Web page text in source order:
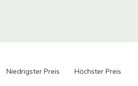
Niedrigster Preis Höchster Preis